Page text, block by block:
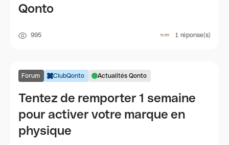
Qonto
995 1 réponse(s)
Forum ClubQonto Actualités Qonto
Tentez de remporter 1 semaine
pour activer votre marque en
physique